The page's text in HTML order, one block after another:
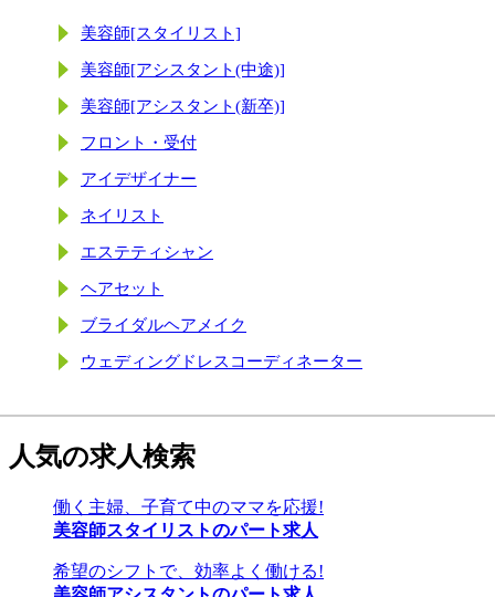
美容師[スタイリスト]
美容師[アシスタント(中途)]
美容師[アシスタント(新卒)]
フロント・受付
アイデザイナー
ネイリスト
エステティシャン
ヘアセット
ブライダルヘアメイク
ウェディングドレスコーディネーター
人気の求人検索
働く主婦、子育て中のママを応援!
美容師スタイリストのパート求人
希望のシフトで、効率よく働ける!